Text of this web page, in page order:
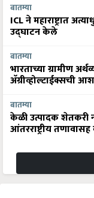
बातम्या
ICL ने महाराष्ट्रात
उद्घाटन केले
बातम्या
भारताच्या ग्रामीण
अ‍ॅग्रीव्होल्टाईक्सची
बातम्या
केळी उत्पादक शेतकरी
आंतरराष्ट्रीय